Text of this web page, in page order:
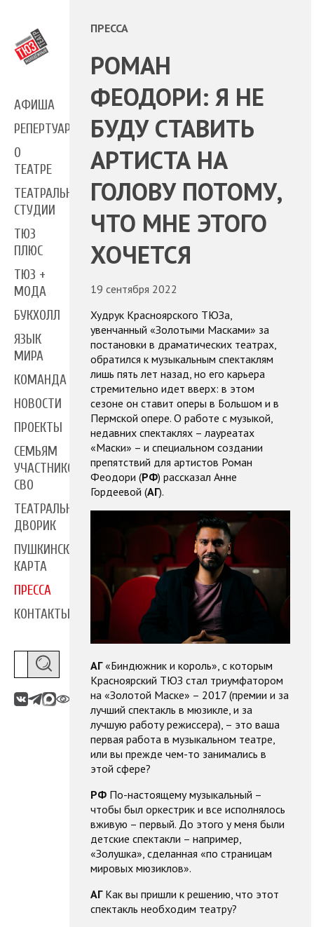
АФИША
РЕПЕРТУАР
О
ТЕАТРЕ
ТЕАТРАЛЬНЫЕ
СТУДИИ
ТЮЗ
ПЛЮС
ТЮЗ +
МОДА
БУКХОЛЛ
ЯЗЫК
МИРА
КОМАНДА
НОВОСТИ
ПРОЕКТЫ
СЕМЬЯМ
УЧАСТНИКОВ
СВО
ТЕАТРАЛЬНЫЙ
ДВОРИК
ПУШКИНСКАЯ
КАРТА
ПРЕССА
КОНТАКТЫ
ПРЕССА
РОМАН
ФЕОДОРИ: Я НЕ
БУДУ СТАВИТЬ
АРТИСТА НА
ГОЛОВУ ПОТОМУ,
ЧТО МНЕ ЭТОГО
ХОЧЕТСЯ
19 сентября 2022
Худрук Красноярского ТЮЗа,
увенчанный «Золотыми Масками» за
постановки в драматических театрах,
обратился к музыкальным спектаклям
лишь пять лет назад, но его карьера
стремительно идет вверх: в этом
сезоне он ставит оперы в Большом и в
Пермской опере. О работе с музыкой,
недавних спектаклях – лауреатах
«Маски» – и специальном создании
препятствий для артистов Роман
Феодори (РФ) рассказал Анне
Гордеевой (АГ).
АГ«Биндюжник и король», с которым
Красноярский ТЮЗ стал триумфатором
на «Золотой Маске» – 2017 (премии и за
лучший спектакль в мюзикле, и за
лучшую работу режиссера), – это ваша
первая работа в музыкальном театре,
или вы прежде чем-то занимались в
этой сфере?
РФ По-настоящему музыкальный –
чтобы был оркестрик и все исполнялось
вживую – первый. До этого у меня были
детские спектакли – например,
«Золушка», сделанная «по страницам
мировых мюзиклов».
АГ Как вы пришли к решению, что этот
спектакль необходим театру?